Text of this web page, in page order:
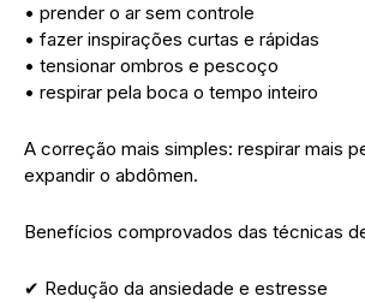
• prender o ar sem controle
• fazer inspirações curtas e rápidas
• tensionar ombros e pescoço
• respirar pela boca o tempo inteiro
A correção mais simples: respirar mais
expandir o abdômen.
Benefícios comprovados das técnicas
✔ Redução da ansiedade e estresse